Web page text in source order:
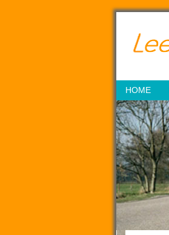
HOME